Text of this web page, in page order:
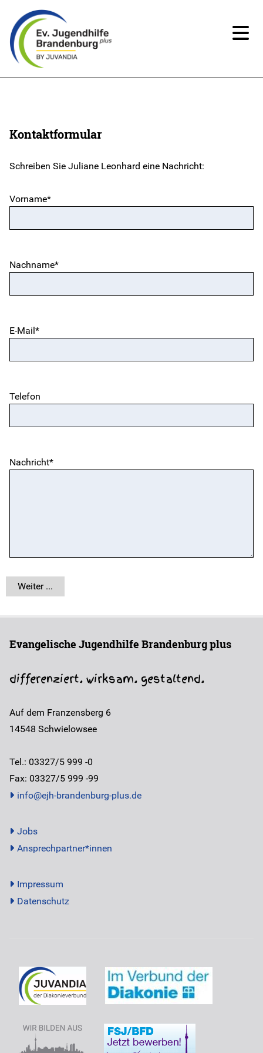
Über uns
Angebote
Ansprechpartner*innen
Beteiligung
Spenden
Instagram
Jobs
Freie Plätze
Geschäftsberichte
Kontakt
Kontaktformular
Schreiben Sie Juliane Leonhard eine Nachricht:
Vorname*
Nachname*
E-Mail*
Telefon
Nachricht*
Evangelische Jugendhilfe Brandenburg plus
differenziert. wirksam. gestaltend.
Auf dem Franzensberg 6
14548 Schwielowsee
Tel.: 03327/5 999 -0
Fax: 03327/5 999 -99
info@ejh-brandenburg-plus.de
Jobs
Ansprechpartner*innen
Impressum
Datenschutz